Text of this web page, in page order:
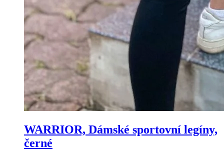
WARRIOR, Dámské sportovní legíny,
černé